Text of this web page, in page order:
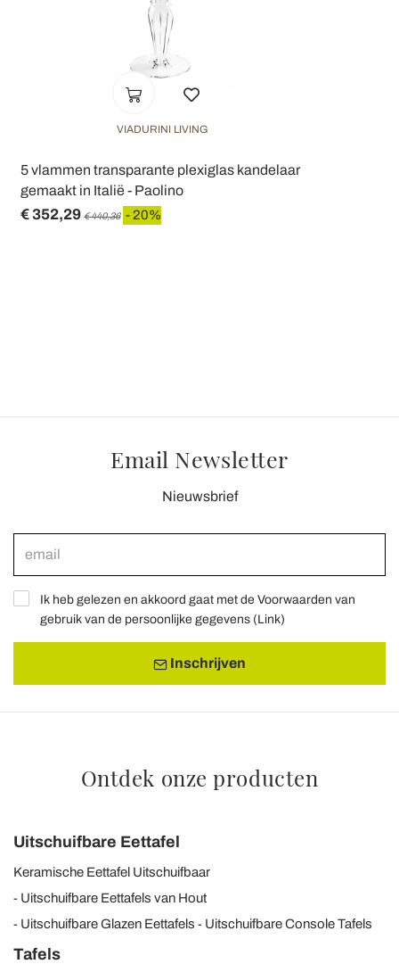
VIADURINI LIVING
5 vlammen transparante plexiglas kandelaar
gemaakt in Italië - Paolino
€ 352,29 € 440,36 - 20%
Email Newsletter
Nieuwsbrief
Ik heb gelezen en akkoord gaat met de Voorwaarden van
gebruik van de persoonlijke gegevens (Link)
Inschrijven
Ontdek onze producten
Uitschuifbare Eettafel
Keramische Eettafel Uitschuifbaar
Uitschuifbare Eettafels van Hout
Uitschuifbare Glazen Eettafels
Uitschuifbare Console Tafels
Tafels